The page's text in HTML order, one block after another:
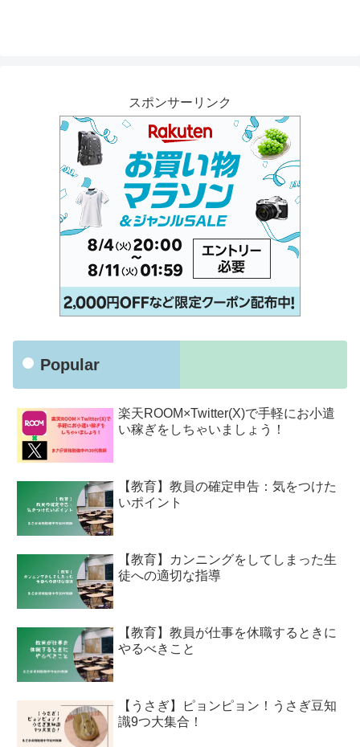
スポンサーリンク
Popular
楽天ROOM×Twitter(X)で手軽にお小遣
い稼ぎをしちゃいましょう！
【教育】教員の確定申告：気をつけた
いポイント
【教育】カンニングをしてしまった生
徒への適切な指導
【教育】教員が仕事を休職するときに
やるべきこと
【うさぎ】ピョンピョン！うさぎ豆知
識9つ大集合！